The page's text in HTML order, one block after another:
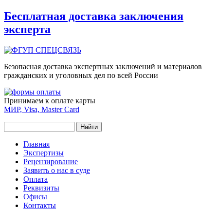
Бесплатная доставка заключения
эксперта
Безопасная доставка экспертных заключений и материалов
гражданских и уголовных дел по всей России
Принимаем к оплате карты
МИР, Visa, Master Card
Главное меню
Главная
Экспертизы
Рецензирование
Заявить о нас в суде
Оплата
Реквизиты
Офисы
Контакты